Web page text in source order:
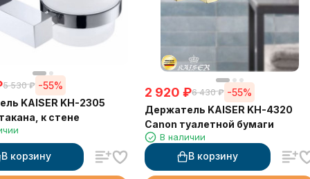
5 530 ₽ -55%
KAISER KH-2305
к стене
В корзину
2 920 ₽6 430 ₽ -55%
Держатель KAISER KH-4320
Canon туалетной бумаги
В наличии
В корзину